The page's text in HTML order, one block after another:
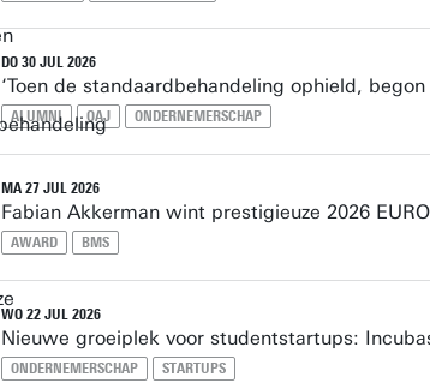
DO 30 JUL 2026
‘Toen de standaardbehandeling ophield,
ALUMNI OAJ ONDERNEMERSCHAP
MA 27 JUL 2026
Fabian Akkerman wint prestigieuze 2026
AWARD BMS
WO 22 JUL 2026
Nieuwe groeiplek voor studentstartups:
ONDERNEMERSCHAP STARTUPS